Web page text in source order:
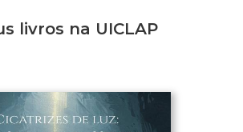
livros na UICLAP